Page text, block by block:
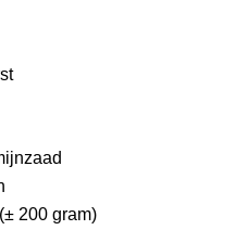
200 gram)